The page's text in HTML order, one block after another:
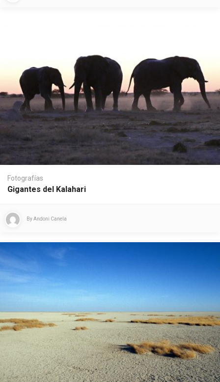
Fotografías
Gigantes del Kalahari
ByAndoni Canela